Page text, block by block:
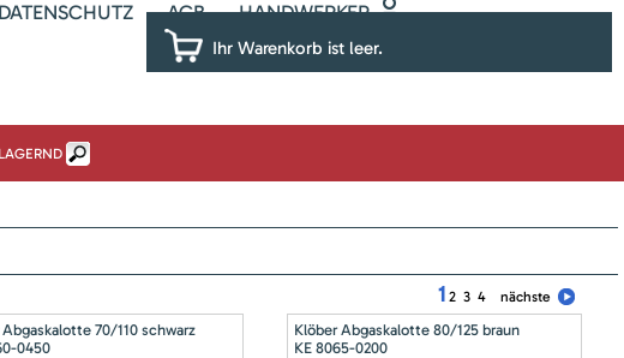
DATENSCHUTZ AGB HANDWERKER
Ihr Warenkorb ist leer.
LAGERND
1 2 3 4 nächste
70/110 schwarz
0450
Klöber Abgaskalotte 80/125 braun
KE 8065-0200